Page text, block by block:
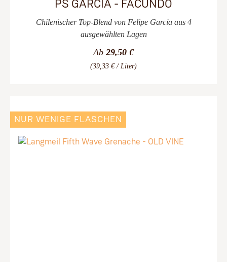
PS GARCÍA - FACUNDO
Chilenischer Top-Blend von Felipe García aus 4
ausgewählten Lagen
Ab29,50 €
(39,33 € / Liter)
NUR WENIGE FLASCHEN